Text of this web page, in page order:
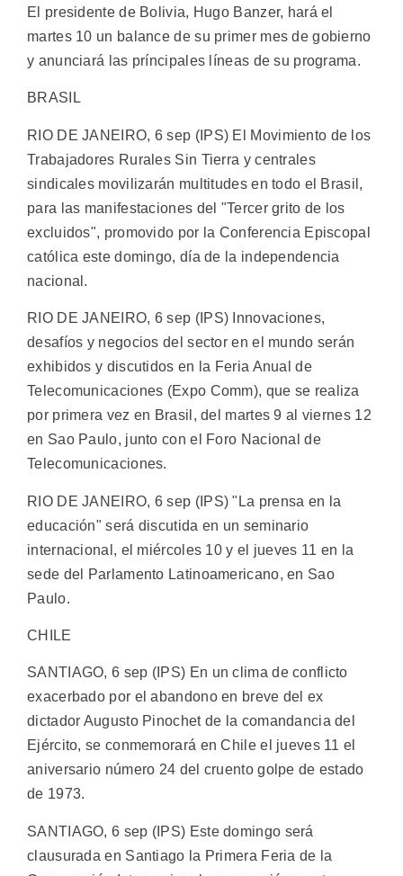
El presidente de Bolivia, Hugo Banzer, hará el
martes 10 un balance de su primer mes de gobierno
y anunciará las príncipales líneas de su programa.
BRASIL
RIO DE JANEIRO, 6 sep (IPS) El Movimiento de los
Trabajadores Rurales Sin Tierra y centrales
sindicales movilizarán multitudes en todo el Brasil,
para las manifestaciones del "Tercer grito de los
excluidos", promovido por la Conferencia Episcopal
católica este domingo, día de la independencia
nacional.
RIO DE JANEIRO, 6 sep (IPS) Innovaciones,
desafíos y negocios del sector en el mundo serán
exhibidos y discutidos en la Feria Anual de
Telecomunicaciones (Expo Comm), que se realiza
por primera vez en Brasil, del martes 9 al viernes 12
en Sao Paulo, junto con el Foro Nacional de
Telecomunicaciones.
RIO DE JANEIRO, 6 sep (IPS) "La prensa en la
educación" será discutida en un seminario
internacional, el miércoles 10 y el jueves 11 en la
sede del Parlamento Latinoamericano, en Sao
Paulo.
CHILE
SANTIAGO, 6 sep (IPS) En un clima de conflicto
exacerbado por el abandono en breve del ex
dictador Augusto Pinochet de la comandancia del
Ejército, se conmemorará en Chile el jueves 11 el
aniversario número 24 del cruento golpe de estado
de 1973.
SANTIAGO, 6 sep (IPS) Este domingo será
clausurada en Santiago la Primera Feria de la